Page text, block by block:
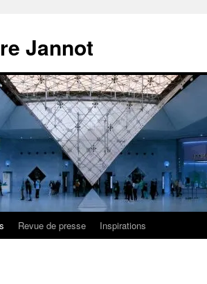
Jannot
Revue de presse Inspirations